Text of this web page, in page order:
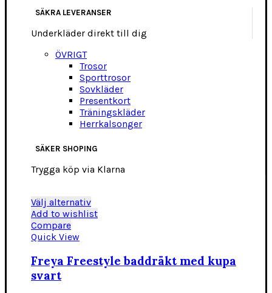
SÄKRA LEVERANSER
Underkläder direkt till dig
ÖVRIGT
Trosor
Sporttrosor
Sovkläder
Presentkort
Träningskläder
Herrkalsonger
SÄKER SHOPING
Trygga köp via Klarna
Välj alternativDen
här
varianter.
Add to wishlist
Compare
Quick View
Freya Freestyle baddräkt med kupa
svart